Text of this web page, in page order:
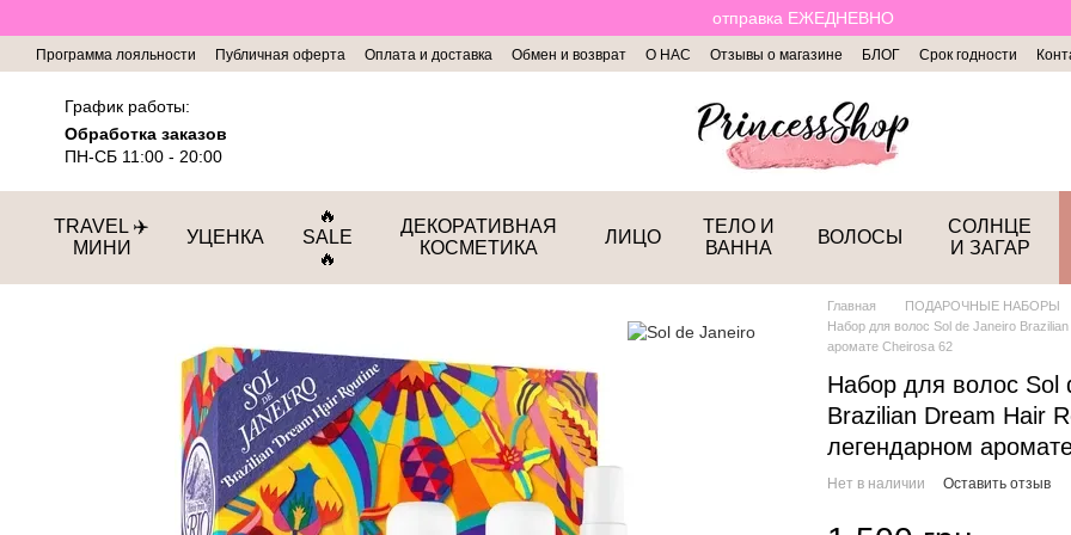
отправка ЕЖЕДНЕВНО
Программа лояльности Публичная оферта Оплата и доставка Обмен и возврат О НАС Отзывы о магазине БЛОГ Срок годности
График работы:
Обработка заказов
ПН-СБ 11:00 - 20:00
TRAVEL ✈️
МИНИ
УЦЕНКА
🔥
SALE
🔥
ДЕКОРАТИВНАЯ
КОСМЕТИКА
ЛИЦО
ТЕЛО И
ВАННА
ВОЛОСЫ
СОЛНЦЕ
И ЗАГАР
Главная
ПОДАРОЧНЫЕ НАБОРЫ
Набор для волос Sol de Janeiro
аромате Cheirosa 62
Набор для волос Sol
Brazilian Dream Hair
легендарном
Нет в наличии Оставить отзыв